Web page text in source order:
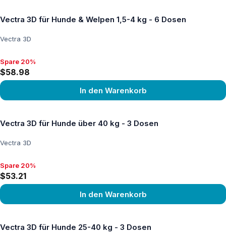
Vectra 3D für Hunde & Welpen 1,5-4 kg - 6 Dosen
Vectra 3D
Spare 20%, $58.98
Spare 20%
$58.98
In den Warenkorb
Vectra 3D für Hunde über 40 kg - 3 Dosen
Vectra 3D
Spare 20%, $53.21
Spare 20%
$53.21
In den Warenkorb
Vectra 3D für Hunde 25-40 kg - 3 Dosen